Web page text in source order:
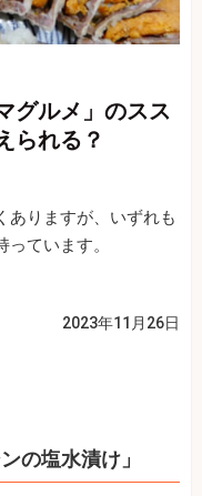
グルメ」のスス
られる？
ありますが、いずれも
ています。
2023年11月26日
の塩水漬け」